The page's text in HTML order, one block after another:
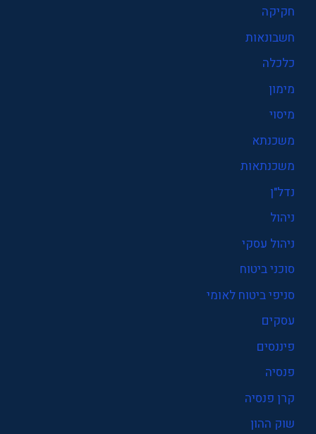
חקיקה
חשבונאות
כלכלה
מימון
מיסוי
משכנתא
משכנתאות
נדל"ן
ניהול
ניהול עסקי
סוכני ביטוח
סניפי ביטוח לאומי
עסקים
פיננסים
פנסיה
קרן פנסיה
שוק ההון